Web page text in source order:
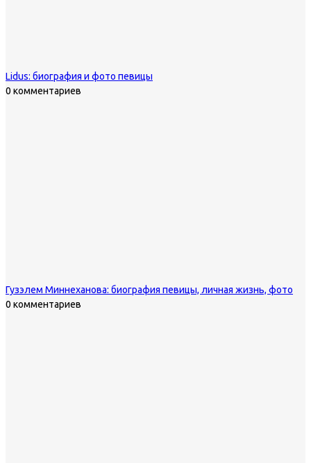
Lidus: биография и фото певицы
0 комментариев
Гузэлем Миннеханова: биография певицы, личная жизнь, фото
0 комментариев